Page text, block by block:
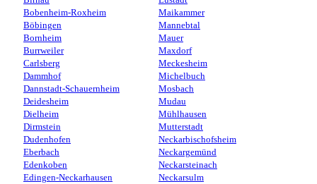
Bobenheim-Roxheim
Böbingen
Bornheim
Burrweiler
Carlsberg
Dammhof
Dannstadt-Schauernheim
Deidesheim
Dielheim
Dirmstein
Dudenhofen
Eberbach
Edenkoben
Edingen-Neckarhausen
Maikammer
Mannebtal
Mauer
Maxdorf
Meckesheim
Michelbuch
Mosbach
Mudau
Mühlhausen
Mutterstadt
Neckarbischofsheim
Neckargemünd
Neckarsteinach
Neckarsulm